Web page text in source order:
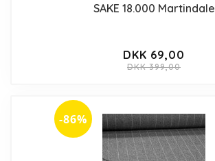
SAKE 18.000 Martindale
DKK 69,00
DKK 399,00
-86%